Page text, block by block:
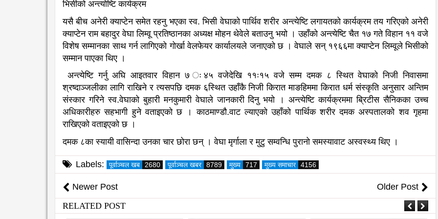
भिसीको अन्त्योष्टि कार्यक्रम
यसै बीच अनेरी क्याप्टेन समेत रहनु भएका स्व. भिसी वेघाको पार्थिव शरीर अन्त्येष्टि लगायतको कार्यक्रम तय गरिएको अनेरी
क्याप्टेन राम बहादुर वेघा लिम्वू प्रतिष्ठानका अध्यक्ष मोहन थेवेले बताउनु भयो । उहाँको अन्त्येष्टि चैत १७ गते विहान ११ वजे
विशेष सम्मानका साथ गर्न लागिएको गोर्खा वेलफेयर कार्यालयले जनाएको छ । वेघाले सन् १९६६मा क्याप्टेन लिम्वूले भिसीको
सम्मान पाएका थिए ।
अन्त्येष्टि गर्नु अघि आइतवार विहान ७ ः४५ वजेदेखि ११ः१५ वजे सम्म दमक ८ स्थित वेघाको निजी निवासमा
श्रष्दाञ्जलीका लागि राखिने र त्यसपछि दमक ६स्थित उहाँकै निजी किरात माङहिममा किरात धर्म संस्कृति अनुसार अन्तिम
संस्कार गरिने स्व.वेघाको बुहारी मनकुमारी वेघाले जानकारी दिनु भयो । अन्त्येष्टि कार्यक्रममा ब्रिटीस सैनिकका उच्च
अधिकारीहरु सहभागी हुने वताइएको छ । काठमाण्डौ.वाट ल्याएको उहाँको पार्थिक शरीर दमक अस्पतालको शव गृहमा
राखिएको वताइएको छ ।
दमक ८का स्यायी वासिन्दा उनका चार छोरा छन् । वेघा मृर्गाला र मुटु सम्वन्धि पुरानो समस्यावाट अस्वस्थ्य थिए ।
Labels: पूर्वाञ्चल खब 2680 पूर्वाञ्चल खबर 8789 मुख्य 717 मुख्य समाचार 4156
Newer Post
Older Post
RELATED POST